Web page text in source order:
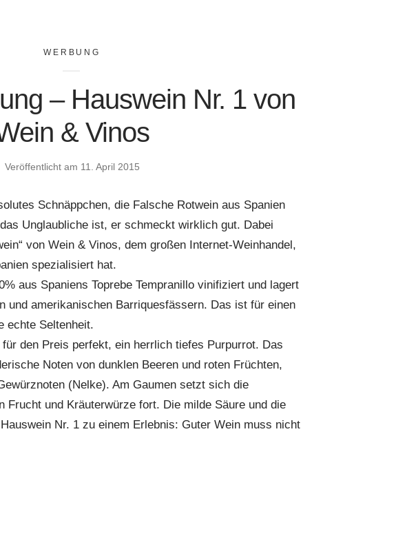
WERBUNG
– Hauswein Nr. 1 von
& Vinos
Veröffentlicht am 11. April 2015
Schnäppchen, die Falsche Rotwein aus Spanien
Unglaubliche ist, er schmeckt wirklich gut. Dabei
von Wein & Vinos, dem großen Internet-Weinhandel,
spezialisiert hat.
aus Spaniens Toprebe Tempranillo vinifiziert und lagert
und amerikanischen Barriquesfässern. Das ist für einen
echte Seltenheit.
den Preis perfekt, ein herrlich tiefes Purpurrot. Das
Noten von dunklen Beeren und roten Früchten,
(Nelke). Am Gaumen setzt sich die
Frucht und Kräuterwürze fort. Die milde Säure und die
Nr. 1 zu einem Erlebnis: Guter Wein muss nicht